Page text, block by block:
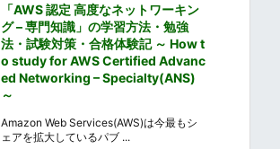
「AWS 認定 高度なネットワーキン
グ – 専門知識」の学習方法・勉強
法・試験対策・合格体験記 ～ How t
o study for AWS Certified Advanc
ed Networking – Specialty(ANS)
～
Amazon Web Services(AWS)は今最もシ
ェアを拡大しているパブ ...